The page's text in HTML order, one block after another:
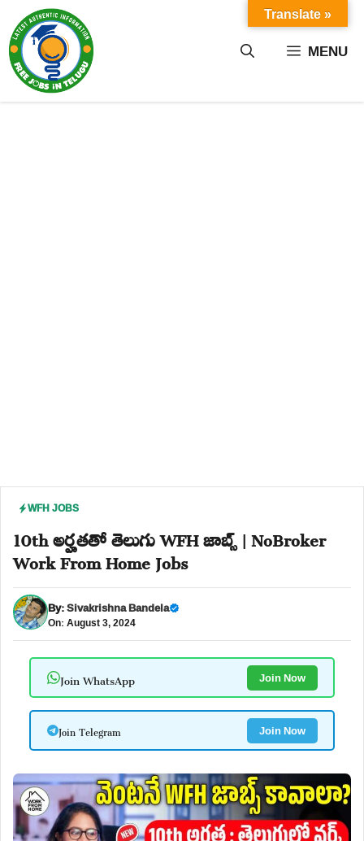
content MENU
WFH JOBS
10th అర్హతతో తెలుగు WFH జాబ్స్ | NoBroker
Work From Home Jobs
By:Sivakrishna Bandela
On: August 3, 2024
Join WhatsApp Join Now
Join Telegram Join Now
Translate »